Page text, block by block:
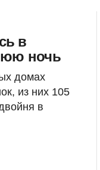
в
ночь
домах
из них 105
в